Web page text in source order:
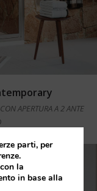
APERTURA A 2 ANTE
parti, per
la
in base alla